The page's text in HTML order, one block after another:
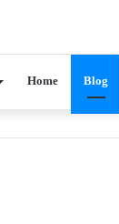
Home Blog